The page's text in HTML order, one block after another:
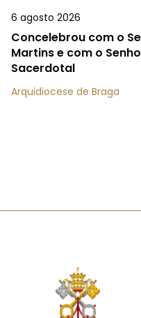
6 agosto 2026
Concelebrou com o
Martins e com o
Sacerdotal
Arquidiocese de Braga